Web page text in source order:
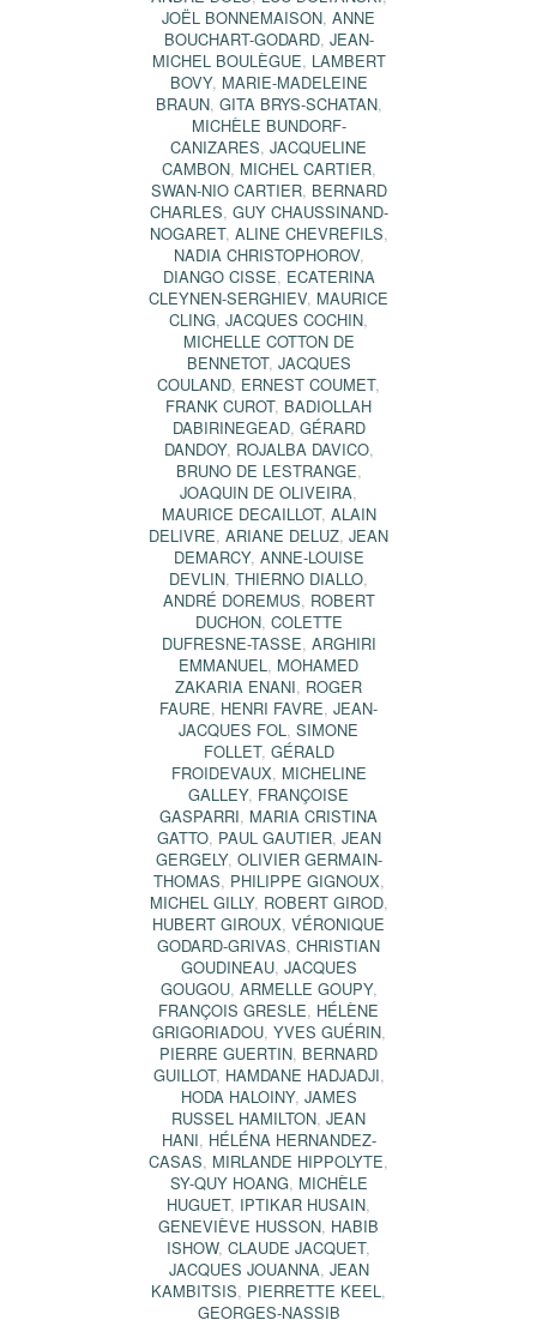
JOËL BONNEMAISON, ANNE
BOUCHART-GODARD, JEAN-
MICHEL BOULÈGUE, LAMBERT
BOVY, MARIE-MADELEINE
BRAUN, GITA BRYS-SCHATAN,
MICHÈLE BUNDORF-
CANIZARES, JACQUELINE
CAMBON, MICHEL CARTIER,
SWAN-NIO CARTIER, BERNARD
CHARLES, GUY CHAUSSINAND-
NOGARET, ALINE CHEVREFILS,
NADIA CHRISTOPHOROV,
DIANGO CISSE, ECATERINA
CLEYNEN-SERGHIEV, MAURICE
CLING, JACQUES COCHIN,
MICHELLE COTTON DE
BENNETOT, JACQUES
COULAND, ERNEST COUMET,
FRANK CUROT, BADIOLLAH
DABIRINEGEAD, GÉRARD
DANDOY, ROJALBA DAVICO,
BRUNO DE LESTRANGE,
JOAQUIN DE OLIVEIRA,
MAURICE DECAILLOT, ALAIN
DELIVRE, ARIANE DELUZ, JEAN
DEMARCY, ANNE-LOUISE
DEVLIN, THIERNO DIALLO,
ANDRÉ DOREMUS, ROBERT
DUCHON, COLETTE
DUFRESNE-TASSE, ARGHIRI
EMMANUEL, MOHAMED
ZAKARIA ENANI, ROGER
FAURE, HENRI FAVRE, JEAN-
JACQUES FOL, SIMONE
FOLLET, GÉRALD
FROIDEVAUX, MICHELINE
GALLEY, FRANÇOISE
GASPARRI, MARIA CRISTINA
GATTO, PAUL GAUTIER, JEAN
GERGELY, OLIVIER GERMAIN-
THOMAS, PHILIPPE GIGNOUX,
MICHEL GILLY, ROBERT GIROD,
HUBERT GIROUX, VÉRONIQUE
GODARD-GRIVAS, CHRISTIAN
GOUDINEAU, JACQUES
GOUGOU, ARMELLE GOUPY,
FRANÇOIS GRESLE, HÉLÈNE
GRIGORIADOU, YVES GUÉRIN,
PIERRE GUERTIN, BERNARD
GUILLOT, HAMDANE HADJADJI,
HODA HALOINY, JAMES
RUSSEL HAMILTON, JEAN
HANI, HÉLÉNA HERNANDEZ-
CASAS, MIRLANDE HIPPOLYTE,
SY-QUY HOANG, MICHÈLE
HUGUET, IPTIKAR HUSAIN,
GENEVIÈVE HUSSON, HABIB
ISHOW, CLAUDE JACQUET,
JACQUES JOUANNA, JEAN
KAMBITSIS, PIERRETTE KEEL,
GEORGES-NASSIB